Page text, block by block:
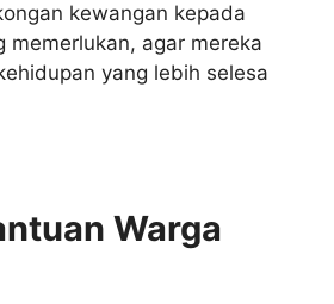
kewangan kepada
memerlukan, agar mereka
yang lebih selesa
Warga